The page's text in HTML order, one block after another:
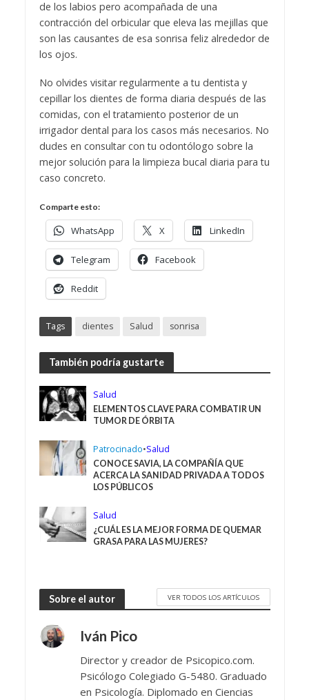
de los labios pero acompañada de una
contracción del orbicular que eleva las mejillas que
son las causantes de esa sonrisa feliz alrededor de
los ojos.
No olvides visitar regularmente a tu dentista y
cepillar los dientes de forma diaria después de las
comidas, con el tratamiento posterior de un
irrigador dental para los casos más necesarios. No
dudes en consultar con tu odontólogo sobre la
mejor solución para la limpieza bucal diaria para tu
caso concreto.
Comparte esto:
WhatsApp X LinkedIn
Telegram Facebook
Reddit
Tags dientes Salud sonrisa
También podría gustarte
Salud
ELEMENTOS CLAVE PARA COMBATIR UN
TUMOR DE ÓRBITA
Patrocinado•Salud
CONOCE SAVIA, LA COMPAÑÍA QUE
ACERCA LA SANIDAD PRIVADA A TODOS
LOS PÚBLICOS
Salud
¿CUÁL ES LA MEJOR FORMA DE QUEMAR
GRASA PARA LAS MUJERES?
Sobre el autor VER TODOS LOS ARTÍCULOS
Iván Pico
Director y creador de Psicopico.com.
Psicólogo Colegiado G-5480. Graduado
en Psicología. Diplomado en Ciencias